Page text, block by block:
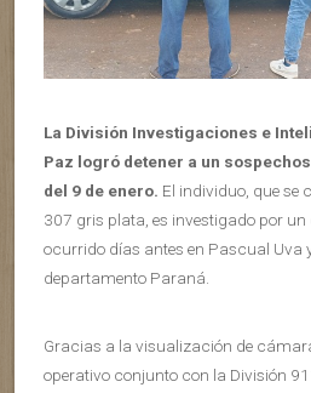
La División Investigaciones e
Paz logró detener a un
del 9 de enero. El individuo, que se
307 gris plata, es investigado por un
ocurrido días antes en Pascual Uva
departamento Paraná.
Gracias a la visualización de
operativo conjunto con la División